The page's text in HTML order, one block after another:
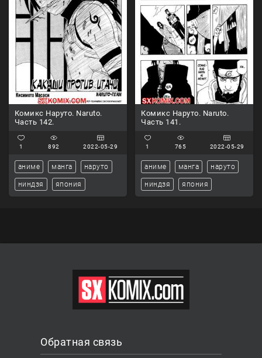
Комикс Наруто. Naruto.
Часть 142.
1 892 2022-05-29
аниме манга наруто
ниндзя япония
Комикс Наруто. Naruto.
Часть 141.
1 765 2022-05-29
аниме манга наруто
ниндзя япония
Обратная связь